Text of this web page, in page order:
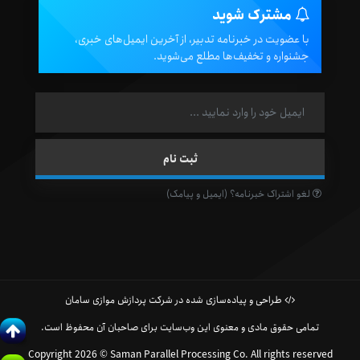
مشترک شوید
با عضویت در خبرنامه تدبیر، از آخرین ایمیل‌های خبری،
جشنواره و تخفیف‌ها مطلع می‌شوید.
لغو اشتراک خبرنامه؟ (ایمیل و پیامک)
طراحی و پیاده‌سازی شده در شرکت پردازش موازی سامان
تمامی حقوق مادی و معنوی این وب‌سایت برای صاحبان آن محفوظ است.
Copyright 2026 © Saman Parallel Processing Co. All rights reserved